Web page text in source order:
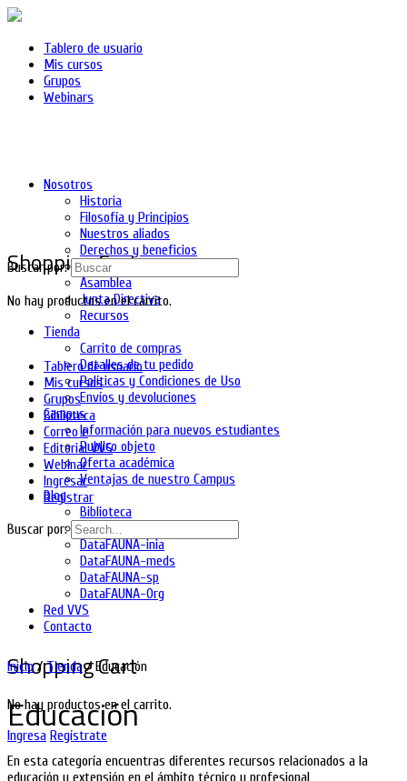
Tablero de usuario
Mis cursos
Grupos
Webinars
Nosotros
Historia
Filosofía y Principios
Nuestros aliados
Derechos y beneficios
Asociados
Asamblea
Junta Directiva
Recursos
Tienda
Carrito de compras
Detalles de tu pedido
Políticas y Condiciones de Uso
Envíos y devoluciones
Campus
Información para nuevos estudiantes
Publico objeto
Oferta académica
Ventajas de nuestro Campus
Blog
Biblioteca
DataFAUNA-diet
DataFAUNA-inia
DataFAUNA-meds
DataFAUNA-sp
DataFAUNA-Org
Red VVS
Contacto
Shopping Cart
No hay productos en el carrito.
Ingresa Regístrate
Shopping Cart
No hay productos en el carrito.
Buscar por:
Tablero de usuario
Mis cursos
Grupos
Biblioteca
Correo e
Editorial VVS
Webinar
Ingresar
Registrar
Buscar por:
Inicio/Tienda/ Educación
Educación
En esta categoría encuentras diferentes recursos relacionados a la
educación y extensión en el ámbito técnico y profesional